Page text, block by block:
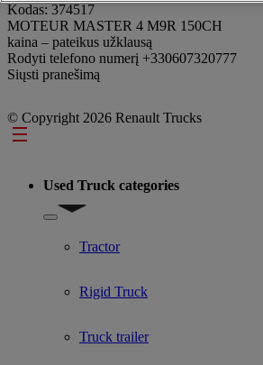
Kodas: 374517
MOTEUR MASTER 4 M9R 150CH
kaina – pateikus užklausą
Rodyti telefono numerį +330607320777
Siųsti pranešimą
© Copyright 2026 Renault Trucks
Footer
Used Truck categories
Show submenu for Used Truck categories
Tractor
Rigid Truck
Truck trailer